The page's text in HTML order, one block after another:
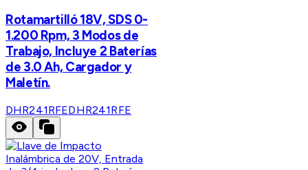
Rotamartilló 18V, SDS 0-
1.200 Rpm, 3 Modos de
Trabajo, Incluye 2 Baterías
de 3.0 Ah, Cargador y
Maletín.
DHR241RFEDHR241RFE